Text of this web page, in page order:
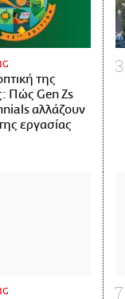
της
Πώς Gen Zs
αλλάζουν
εργασίας